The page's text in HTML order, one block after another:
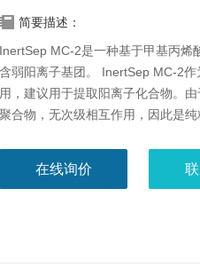
简要描述：
InertSep MC-2是一种基于甲基丙烯
含弱阳离子基团。 InertSep MC-2
用，建议用于提取阳离子化合物。
聚合物，无次级相互作用，因此是纯
在线询价